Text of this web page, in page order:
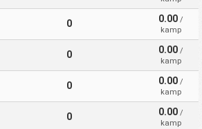
0 0.00 /
kamp
0 0.00 /
kamp
0 0.00 /
kamp
0 0.00 /
kamp